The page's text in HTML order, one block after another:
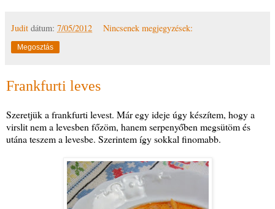
Judit dátum: 7/05/2012 Nincsenek megjegyzések:
Megosztás
Frankfurti leves
Szeretjük a frankfurti levest. Már egy ideje úgy készítem, hogy a
virslit nem a levesben főzöm, hanem serpenyőben megsütöm és
utána teszem a levesbe. Szerintem így sokkal finomabb.